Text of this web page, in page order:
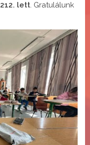
lett. Gratulálunk